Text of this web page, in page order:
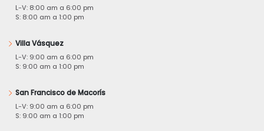
L-V: 8:00 am a 6:00 pm
S: 8:00 am a 1:00 pm
Villa Vásquez
L-V: 9:00 am a 6:00 pm
S: 9:00 am a 1:00 pm
San Francisco de Macorís
L-V: 9:00 am a 6:00 pm
S: 9:00 am a 1:00 pm